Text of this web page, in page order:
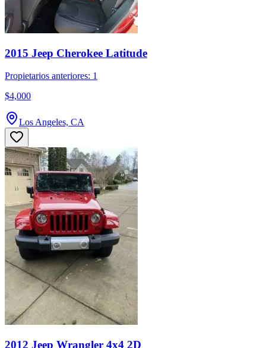
2015 Jeep Cherokee Latitude
Propietarios anteriores: 1
$4,000
Los Angeles, CA
2012 Jeep Wrangler 4x4 2D